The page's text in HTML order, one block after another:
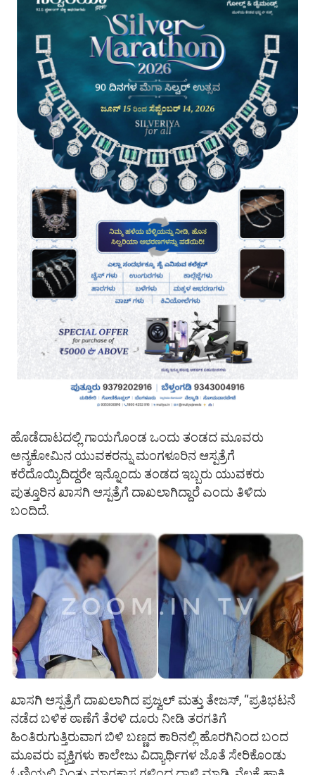
ಹೊಡೆದಾಟದಲ್ಲಿ ಗಾಯಗೊಂಡ ಒಂದು ತಂಡದ ಮೂವರು
ಅನ್ಯಕೋಮಿನ ಯುವಕರನ್ನು ಮಂಗಳೂರಿನ ಆಸ್ಪತ್ರೆಗೆ
ಕರೆದೊಯ್ಯಿದಿದ್ದರೇ ಇನ್ನೊಂದು ತಂಡದ ಇಬ್ಬರು ಯುವಕರು
ಪುತ್ತೂರಿನ ಖಾಸಗಿ ಆಸ್ಪತ್ರೆಗೆ ದಾಖಲಾಗಿದ್ದಾರೆ ಎಂದು ತಿಳಿದು
ಬಂದಿದೆ.
ಖಾಸಗಿ ಆಸ್ಪತ್ರೆಗೆ ದಾಖಲಾಗಿದ ಪ್ರಜ್ವಲ್ ಮತ್ತು ತೇಜಸ್, “ಪ್ರತಿಭಟನೆ
ನಡೆದ ಬಳಿಕ ಠಾಣೆಗೆ ತೆರಳಿ ದೂರು ನೀಡಿ ತರಗತಿಗೆ
ಹಿಂತಿರುಗುತ್ತಿರುವಾಗ ಬಿಳಿ ಬಣ್ಣದ ಕಾರಿನಲ್ಲಿ ಹೊರಗಿನಿಂದ ಬಂದ
ಮೂವರು ವ್ಯಕ್ತಿಗಳು ಕಾಲೇಜು ವಿದ್ಯಾರ್ಥಿಗಳ ಜೊತೆ ಸೇರಿಕೊಂಡು